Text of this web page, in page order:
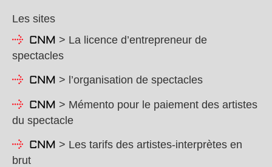
Les sites
CNM > La licence d’entrepreneur de
spectacles
CNM > l’organisation de spectacles
CNM > Mémento pour le paiement des artistes
du spectacle
CNM > Les tarifs des artistes-interprètes en
brut